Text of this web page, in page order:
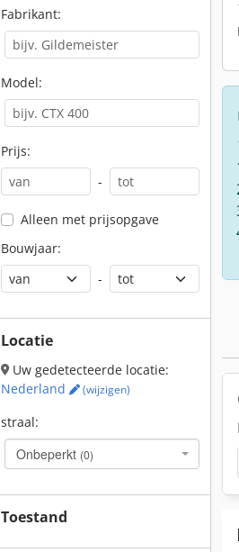
Fabrikant:
Model:
Prijs:
-
Alleen met prijsopgave
Bouwjaar:
-
Locatie
Uw gedetecteerde locatie:
Nederland
(wijzigen)
straal:
Onbeperkt (0)
Toestand